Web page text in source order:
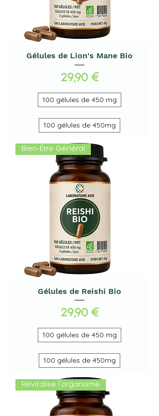
Gélules de Lion's Mane Bio
Prix
29,90 €
100 gélules de 450 mg
100 gélules de 450mg
Bien-Être Général
Gélules de Reishi Bio
Prix
29,90 €
100 gélules de 450 mg
100 gélules de 450mg
Revitalise l’organisme